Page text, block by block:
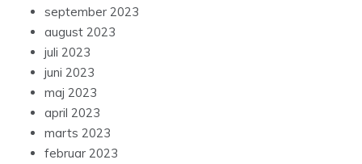
september 2023
august 2023
juli 2023
juni 2023
maj 2023
april 2023
marts 2023
februar 2023